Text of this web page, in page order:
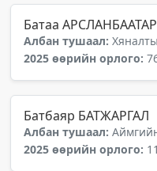
Батаа АРСЛАНБААТАР
Албан тушаал:
2025 өөрийн орлого:
Батбаяр БАТЖАРГАЛ
Албан тушаал:
2025 өөрийн орлого: